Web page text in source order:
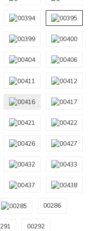
00286
00292